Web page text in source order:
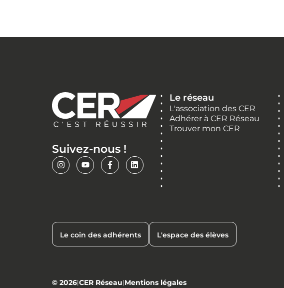
Suivez-nous !
Le réseau
L'association des CER
Adhérer à CER Réseau
Trouver mon CER
Le coin des adhérents L'espace des élèves
© 2026|CER Réseau|Mentions légales